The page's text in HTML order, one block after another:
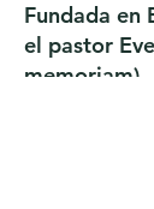
Fundada en
el pastor
memoriam)